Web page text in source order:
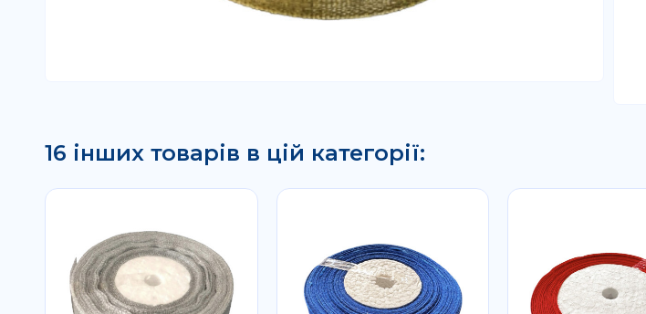
16 інших товарів в цій категорії: